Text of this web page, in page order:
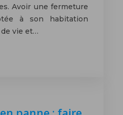
Avoir une fermeture
à son habitation
vie et…